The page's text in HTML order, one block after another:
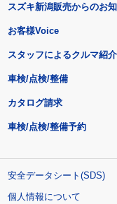
スズキ新潟販売からのお
お客様Voice
スタッフによるクルマ紹介
車検/点検/整備
カタログ請求
車検/点検/整備予約
安全データシート(SDS)
個人情報について